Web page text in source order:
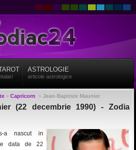
ASTROLOGIE
articole astrologice
> Capricorn > Jean-Baptiste Maunier
(22 decembrie 1990) - Zodia
nascut in
data de 22